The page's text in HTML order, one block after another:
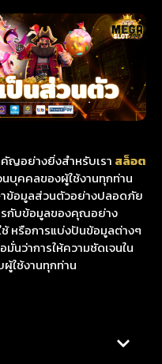
ญอย่างยิ่งสำหรับเรา สล็อต
บุคคลของผู้ใช้งานทุกท่าน
าข้อมูลส่วนตัวอย่างปลอดภัย
รกับข้อมูลของคุณอย่าง
ช้ หรือการแบ่งปันข้อมูลต่างๆ
นว่าการให้ความชัดเจนใน
ผู้ใช้งานทุกท่าน